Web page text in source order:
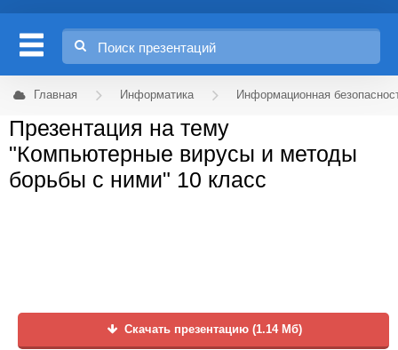
Главная Информатика Информационная
Презентация на тему
"Компьютерные вирусы и методы
борьбы с ними" 10 класс
Скачать презентацию (1.14 Мб)